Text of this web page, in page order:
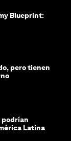
Blueprint:
pero tienen
podrían
Latina